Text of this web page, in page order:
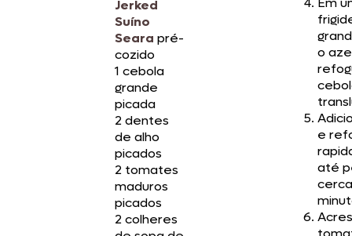
Jerked
Suíno
Seara pré-
cozido
1 cebola
grande
picada
2 dentes
de alho
picados
2 tomates
maduros
picados
2 colheres
o
e
até